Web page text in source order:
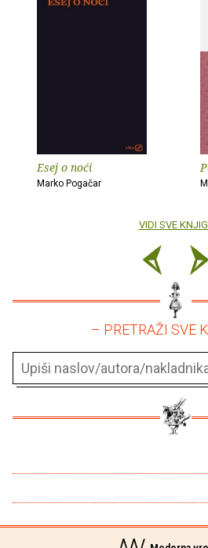
Esej o noći
Marko Pogačar
VIDI SVE
– PRETRAŽI SVE